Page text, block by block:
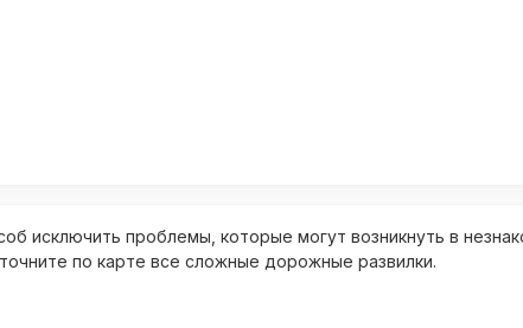
исключить проблемы, которые могут возникнуть в
по карте все сложные дорожные развилки.